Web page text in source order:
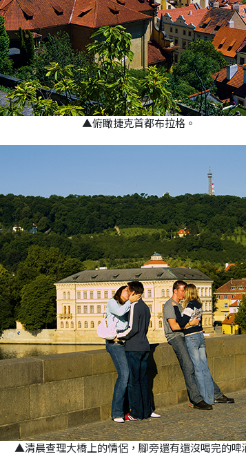
▲俯瞰捷克首都布拉格。
▲清晨查理大橋上的情侶，腳旁還有還沒喝完的啤